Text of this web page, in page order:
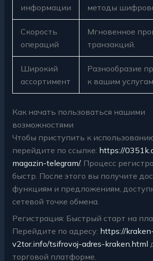
информации
методы
Скорость
операций
Мгновенное
транзакций.
Широкий
ассортимент
Разнообразие
к вашим услугам.
Как начать пользоваться нашими
возможностями
Чтобы приступить к
перейдите по ссылке: https://
magazin-telegram/. Процесс
быстр. После этого вы получите
функциям и предложениям,
сетевой точке обмена.
Регистрация: Быстрый старт на
Перейдите по адресу: https://
v2tor.info/tsifrovoj-adres-kraken.html
торговой платформе.